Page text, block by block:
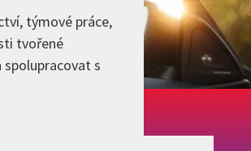
týmové práce,
tvořené
s